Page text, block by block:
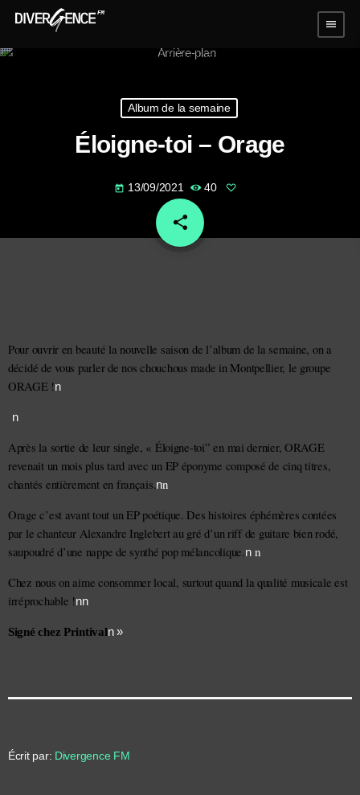
menu
Album de la semaine
Éloigne-toi – Orage
today 13/09/2021 40
share
email
Pour ouvrir en beauté la nouvelle saison de l’album de la semaine, on a
décidé de vous parler de nos chouchous made in Montpellier
ORAGE !n
n
Après la sortie de leur single, « Éloigne-toi” en mai dernier, ORAGE
revenait un mois plus tard avec un EP éponyme
chantés entièrement en français.nn
Orage c’est avant tout un EP poétique. Des histoires éphémères contées
par le chanteur Alexandre Inglebert au gré d’un riff de guitare bien rodé,
saupoudré d’une nappe de synthé pop mélancolique.n n
Chez nous on aime consommer local, surtout quand la qualité musicale est
irréprochable !nn
Signé chez Printivaln »
Écrit par: Divergence FM